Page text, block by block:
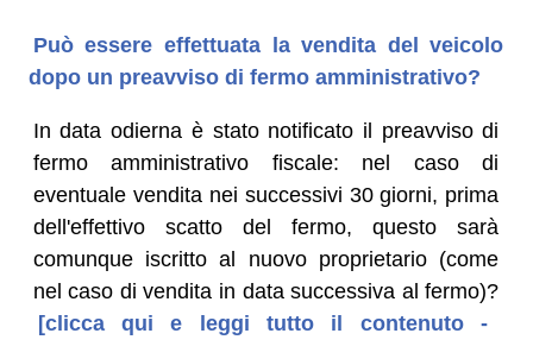
Può essere effettuata la vendita del veicolo
dopo un preavviso di fermo amministrativo?
In data odierna è stato notificato il preavviso di
fermo amministrativo fiscale: nel caso di
eventuale vendita nei successivi 30 giorni, prima
dell'effettivo scatto del fermo, questo sarà
comunque iscritto al nuovo proprietario (come
nel caso di vendita in data successiva al fermo)?
[clicca qui e leggi tutto il contenuto -